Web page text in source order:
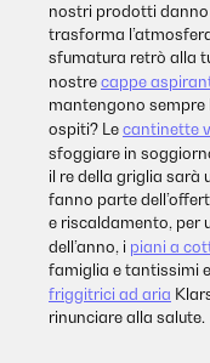
nostri prodotti danno
trasforma
sfumatura retrò alla
nostrecappe
mantengono sempre
ospiti? Lecantinette
sfoggiare in
il re della griglia sarà
fanno parte
e riscaldamento, per
dell’anno, i piani a
famiglia e tantissimi
friggitrici ad aria
rinunciare alla salute.